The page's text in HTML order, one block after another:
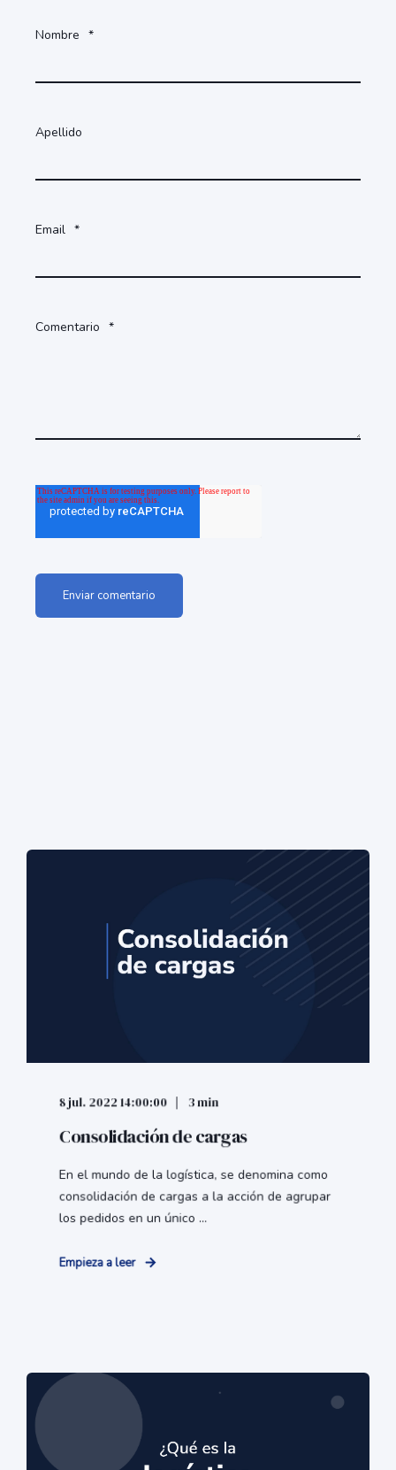
Nombre *
Apellido
Email *
Comentario *
8 jul. 2022 14:00:00 3 min
Consolidación de cargas
En el mundo de la logística, se denomina como
consolidación de cargas a la acción de agrupar
los pedidos en un único ...
Empieza a leer